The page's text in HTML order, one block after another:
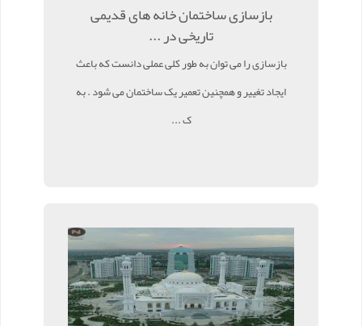
بازسازی ساختمان خانه های قدیمی
تاریخی در ...
بازسازی را می توان به طور کلی عملی دانست که باعث
ایجاد تغییر و همچنین تعمیر یک ساختمان می شود . به
ک ...